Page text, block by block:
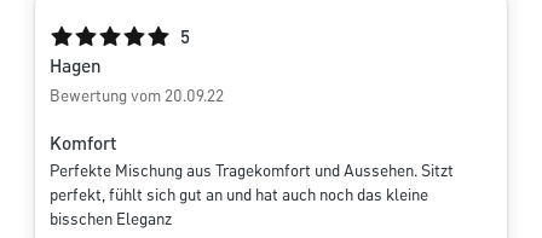
Durchschnittliche Bewertung von 5 von 5 Sternen
5
Hagen
Bewertung vom 20.09.22
Komfort
Perfekte Mischung aus Tragekomfort und Aussehen. Sitzt
perfekt, fühlt sich gut an und hat auch noch das kleine
bisschen Eleganz